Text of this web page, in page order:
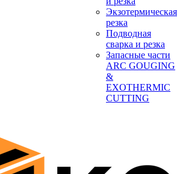
Экзотермическая
резка
Подводная
сварка и резка
Запасные части
ARC GOUGING
&
EXOTHERMIC
CUTTING